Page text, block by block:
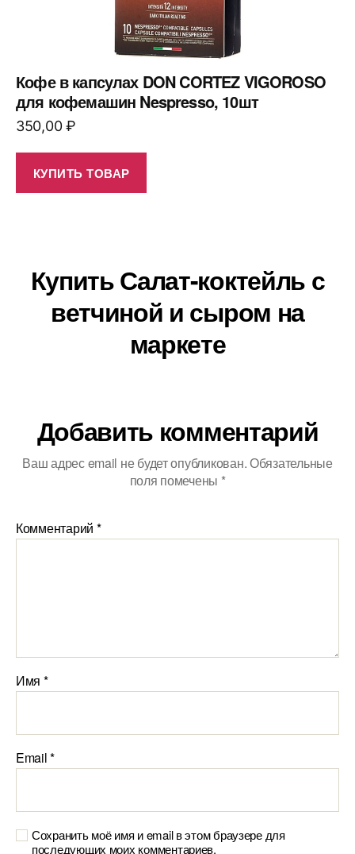
Кофе в капсулах DON CORTEZ VIGOROSO
для кофемашин Nespresso, 10шт
350,00₽
КУПИТЬ ТОВАР
Купить Салат-коктейль с
ветчиной и сыром на
маркете
Добавить комментарий
Ваш адрес email не будет опубликован.Обязательные
поля помечены *
Комментарий *
Имя *
Email*
Сохранить моё имя и email в этом браузере для
последующих моих комментариев.